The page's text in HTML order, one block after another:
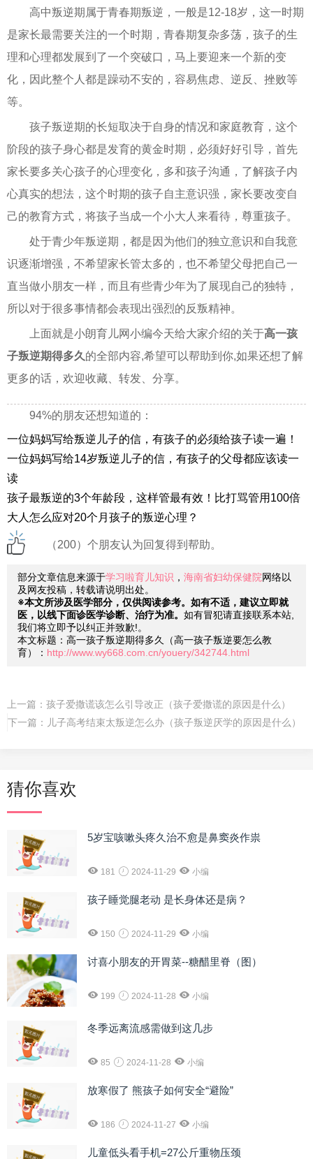
高中叛逆期属于青春期叛逆，一般是12-18岁，这一时期
是家长最需要关注的一个时期，青春期复杂多荡，孩子的生
理和心理都发展到了一个突破口，马上要迎来一个新的变
化，因此整个人都是躁动不安的，容易焦虑、逆反、挫败等
等。
孩子叛逆期的长短取决于自身的情况和家庭教育，这个
阶段的孩子身心都是发育的黄金时期，必须好好引导，首先
家长要多关心孩子的心理变化，多和孩子沟通，了解孩子内
心真实的想法，这个时期的孩子自主意识强，家长要改变自
己的教育方式，将孩子当成一个小大人来看待，尊重孩子。
处于青少年叛逆期，都是因为他们的独立意识和自我意
识逐渐增强，不希望家长管太多的，也不希望父母把自己一
直当做小朋友一样，而且有些青少年为了展现自己的独特，
所以对于很多事情都会表现出强烈的反叛精神。
上面就是小朗育儿网小编今天给大家介绍的关于高一孩
子叛逆期得多久 的全部内容,希望可以帮助到你,如果还想了解
更多的话，欢迎收藏、转发、分享。
94%的朋友还想知道的：
一位妈妈写给叛逆儿子的信，有孩子的必须给孩子读一遍！
一位妈妈写给14岁叛逆儿子的信，有孩子的父母都应该读一
读
孩子最叛逆的3个年龄段，这样管最有效！比打骂管用100倍
大人怎么应对20个月孩子的叛逆心理？
（200）个朋友认为回复得到帮助。
部分文章信息来源于学习啦育儿知识 ， 海南省妇幼保健院网络以
及网友投稿，转载请说明出处。
※本文所涉及医学部分，仅供阅读参考。如有不适，建议立即就
医，以线下面诊医学诊断、治疗为准。 如有冒犯请直接联系本站,
我们将立即予以纠正并致歉!。
本文标题：高一孩子叛逆期得多久（高一孩子叛逆要怎么教
育）： http://www.wy668.com.cn/youery/342744.html
上一篇： 孩子爱撒谎该怎么引导改正（孩子爱撒谎的原因是什么）
下一篇： 儿子高考结束太叛逆怎么办（孩子叛逆厌学的原因是什么）
猜你喜欢
5岁宝咳嗽头疼久治不愈是鼻窦炎作祟
181 2024-11-29 小编
孩子睡觉腿老动 是长身体还是病？
150 2024-11-29 小编
讨喜小朋友的开胃菜--糖醋里脊（图）
199 2024-11-28 小编
冬季远离流感需做到这几步
85 2024-11-28 小编
放寒假了 熊孩子如何安全“避险”
186 2024-11-27 小编
儿童低头看手机=27公斤重物压颈